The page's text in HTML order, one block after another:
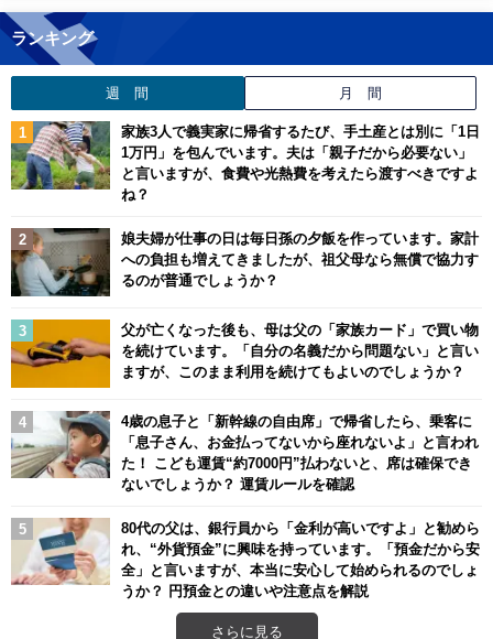
ランキング
週 間 月 間
家族3人で義実家に帰省するたび、手土産とは別に「1日
1万円」を包んでいます。夫は「親子だから必要ない」
と言いますが、食費や光熱費を考えたら渡すべきですよ
ね？
娘夫婦が仕事の日は毎日孫の夕飯を作っています。家計
への負担も増えてきましたが、祖父母なら無償で協力す
るのが普通でしょうか？
父が亡くなった後も、母は父の「家族カード」で買い物
を続けています。「自分の名義だから問題ない」と言い
ますが、このまま利用を続けてもよいのでしょうか？
4歳の息子と「新幹線の自由席」で帰省したら、乗客に
「息子さん、お金払ってないから座れないよ」と言われ
た！ こども運賃“約7000円”払わないと、席は確保でき
ないでしょうか？ 運賃ルールを確認
80代の父は、銀行員から「金利が高いですよ」と勧めら
れ、“外貨預金”に興味を持っています。「預金だから安
全」と言いますが、本当に安心して始められるのでしょ
うか？ 円預金との違いや注意点を解説
さらに見る